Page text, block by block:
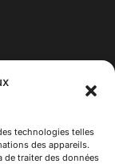
technologies telles
des appareils.
de traiter des données